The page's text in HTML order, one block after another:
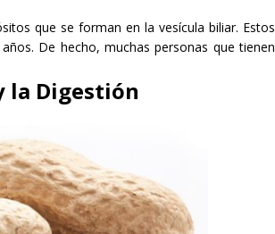
que se forman en la vesícula biliar. Estos
. De hecho, muchas personas que tienen
la Digestión